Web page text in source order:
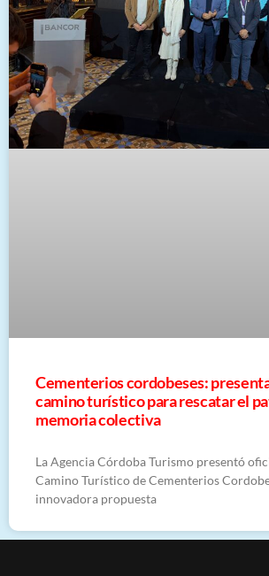
Cementerios cordobeses:
camino turístico para rescatar el
memoria colectiva
La Agencia Córdoba Turismo presentó
Camino Turístico de Cementerios
innovadora propuesta